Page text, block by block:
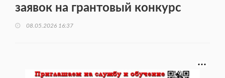
заявок на грантовый конкурс
08.05.2026 16:37